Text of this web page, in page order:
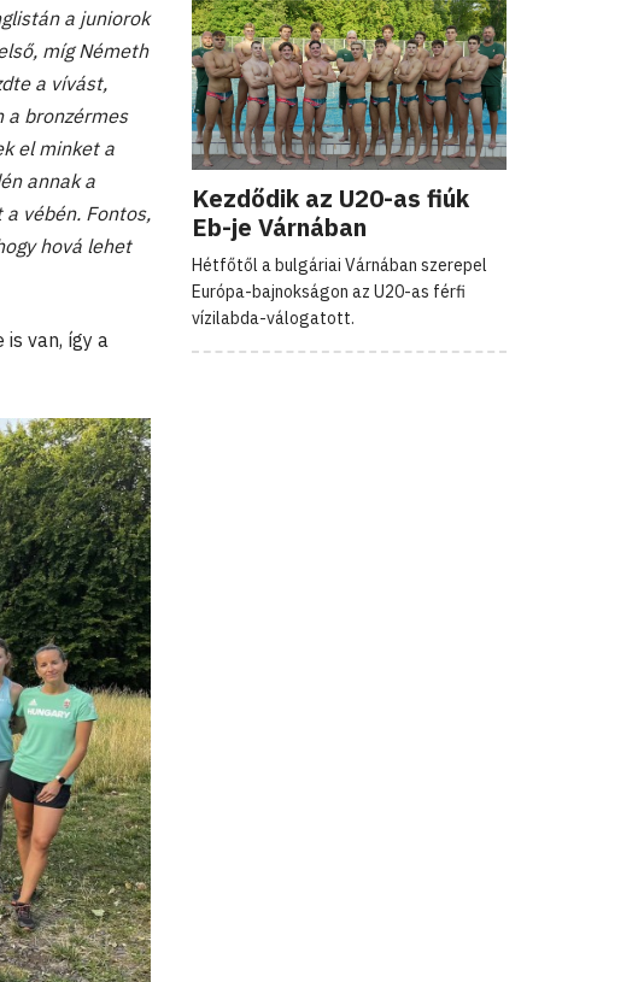
a juniorok
míg Németh
a vívást,
a bronzérmes
el minket a
annak a
vébén. Fontos,
hová lehet
van, így a
Kezdődik az U20-as fiúk
Eb-je Várnában
Hétfőtől a bulgáriai Várnában szerepel
Európa-bajnokságon az U20-as férfi
vízilabda-válogatott.